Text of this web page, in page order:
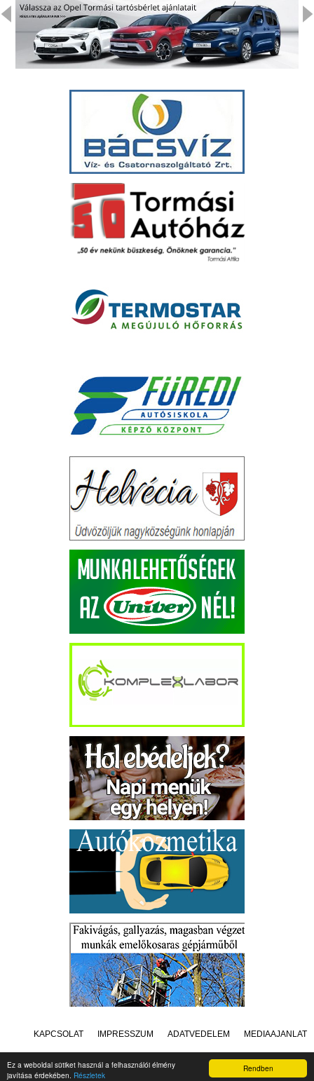
Rendben
Ez a weboldal sütiket használ a felhasználói élmény
javítása érdekében. Részletek
KAPCSOLAT IMPRESSZUM ADATVÉDELEM MÉDIAAJÁNLAT
Készítette:Raster Studio